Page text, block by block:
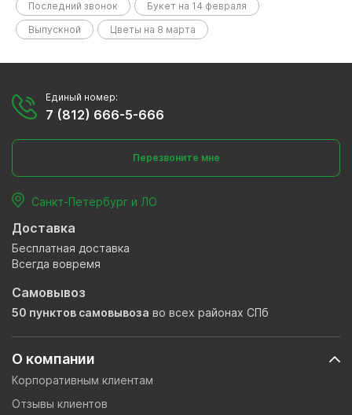
Последний звонок
Букет на 14 февраля
Выпускной
Цветы на 8 марта
О компании
Корпоративным клиентам
Отзывы клиентов
Единый номер:
7 (812) 666-5-666
Перезвоните мне
Санкт-Петербург и ЛО
Доставка
Бесплатная доставка
Всегда вовремя
Самовывоз
50 пунктов самовывоза во всех районах СПб